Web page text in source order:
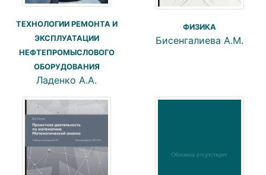
ТЕХНОЛОГИИ РЕМОНТА И
ЭКСПЛУАТАЦИИ
НЕФТЕПРОМЫСЛОВОГО
ОБОРУДОВАНИЯ
Ладенко А.А.
ФИЗИКА
Бисенгалиева А.М.